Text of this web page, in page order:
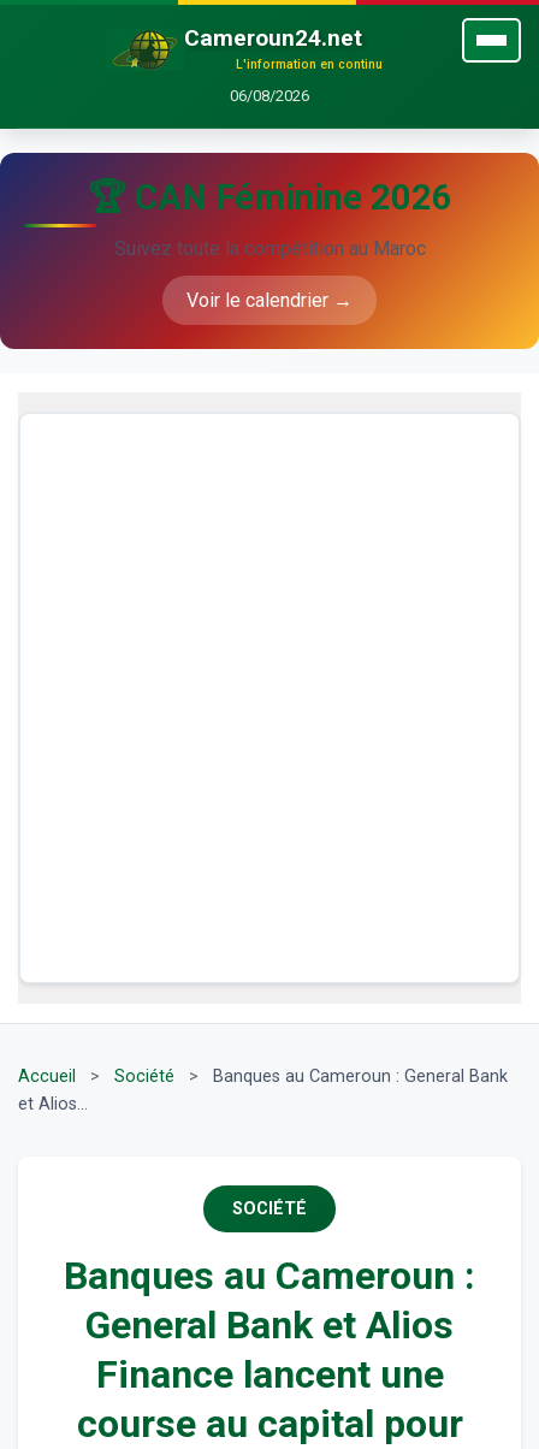
Cameroun24.net
L'information en continu
06/08/2026
🏆 CAN Féminine 2026
Suivez toute la compétition au Maroc
Voir le calendrier →
Accueil > Société >
Banques au Cameroun : General Bank
et Alios...
SOCIÉTÉ
Banques au Cameroun :
General Bank et Alios
Finance lancent une
course au capital pour